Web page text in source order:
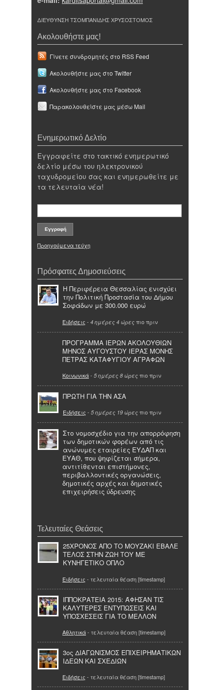
ΔΙΕΥΘΥΝΣΗ ΤΣΟΜΠΑΝΙΔΗΣ ΧΡΥΣΟΣΤΟΜΟΣ
Ακολουθήστε μας!
Γίνετε συνδρομητές στο RSS Feed
Ακολουθήστε μας στο Twitter
Ακολουθήστε μας στο Facebook
Παρακολουθείστε μας μέσω Mail
Ενημερωτικό Δελτίο
Εγγραφείτε στο τακτικό ενημερωτικό
δελτίο μέσω του ηλεκτρονικού
ταχυδρομείου σας και ενημερωθείτε με
τα τελευταία νέα!
Προηγούμενα τεύχη
Πρόσφατες Δημοσιεύσεις
Η Περιφέρεια Θεσσαλίας ενισχύει
την Πολιτική Προστασία του Δήμου
Σοφάδων με 300.000 ευρώ
Ειδήσεις - 4 ημέρες 4 ώρες πιο πριν
ΠΡΟΓΡΑΜΜΑ ΙΕΡΩΝ ΑΚΟΛΟΥΘΙΩΝ
ΜΗΝΟΣ ΑΥΓΟΥΣΤΟΥ ΙΕΡΑΣ ΜΟΝΗΣ
ΠΕΤΡΑΣ ΚΑΤΑΦΥΓΙΟΥ ΑΓΡΑΦΩΝ
Κοινωνικά- 5 ημέρες 8 ώρες πιο πριν
ΠΡΩΤΗ ΓΙΑ ΤΗΝ ΑΣΑ
Ειδήσεις - 5 ημέρες 19 ώρες πιο πριν
Στο νομοσχέδιο για την απορρόφηση
των δημοτικών φορέων από τις
ανώνυμες εταιρείες ΕΥΔΑΠ και
ΕΥΑΘ, που ψηφίζεται σήμερα,
αντιτίθενται επιστήμονες,
περιβαλλοντικές οργανώσεις,
δημοτικές αρχές και δημοτικές
επιχειρήσεις ύδρευσης
Τελευταίες Θεάσεις
25ΧΡΟΝΟΣ ΑΠΟ ΤΟ ΜΟΥΖΑΚΙ ΕΒΑΛΕ
ΤΕΛΟΣ ΣΤΗΝ ΖΩΗ ΤΟΥ ΜΕ
ΚΥΝΗΓΕΤΙΚΟ ΟΠΛΟ
Ειδήσεις - τελευταία θέαση [timestamp]
ΙΠΠΟΚΡΑΤΕΙΑ 2015: ΆΦΗΣΑΝ ΤΙΣ
ΚΑΛΥΤΕΡΕΣ ΕΝΤΥΠΩΣΕΙΣ ΚΑΙ
ΥΠΟΣΧΕΣΕΙΣ ΓΙΑ ΤΟ ΜΕΛΛΟΝ
Αθλητικά- τελευταία θέαση [timestamp]
3oς ΔΙΑΓΩΝΙΣΜΟΣ ΕΠΙΧΕΙΡΗΜΑΤΙΚΩΝ
ΙΔΕΩΝ ΚΑΙ ΣΧΕΔΙΩΝ
Ειδήσεις - τελευταία θέαση [timestamp]